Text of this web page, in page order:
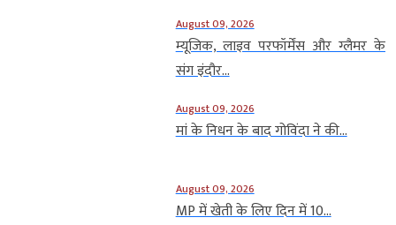
August 09, 2026
म्यूजिक, लाइव परफॉर्मेंस और ग्लैमर के
संग इंदौर...
August 09, 2026
मां के निधन के बाद गोविंदा ने की...
August 09, 2026
MP में खेती के लिए दिन में 10...